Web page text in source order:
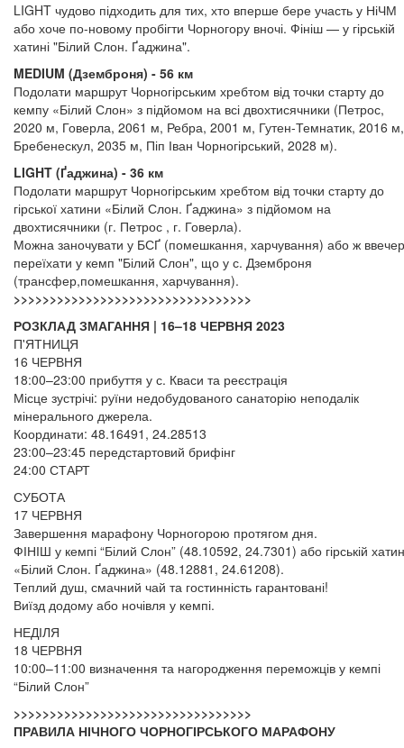
LIGHT чудово підходить для тих, хто вперше бере участь у НіЧМ
або хоче по-новому пробігти Чорногору вночі. Фініш — у гірській
хатині "Білий Слон. Ґаджина".
MEDIUM (Дземброня) - 56 км
Подолати маршрут Чорногірським хребтом від точки старту до
кемпу «Білий Слон» з підйомом на всі двохтисячники (Петрос,
2020 м, Говерла, 2061 м, Ребра, 2001 м, Гутен-Темнатик, 2016 м,
Бребенескул, 2035 м, Піп Іван Чорногірський, 2028 м).
LIGHT (Ґаджина) - 36 км
Подолати маршрут Чорногірським хребтом від точки старту до
гірської хатини «Білий Слон. Ґаджина» з підйомом на
двохтисячники (г. Петрос , г. Говерла).
Можна заночувати у БСҐ (помешкання, харчування) або ж
переїхати у кемп "Білий Слон", що у с. Дземброня
(трансфер,помешкання, харчування).
>>>>>>>>>>>>>>>>>>>>>>>>>>>>>>>>>​​​​​​​
РОЗКЛАД ЗМАГАННЯ | 16–18 ЧЕРВНЯ 2023
П'ЯТНИЦЯ
16 ЧЕРВНЯ
18:00–23:00 прибуття у с. Кваси та реєстрація
Місце зустрічі: руїни недобудованого санаторію неподалік
мінерального джерела.
Координати: 48.16491, 24.28513
23:00–23:45 передстартовий брифінг
24:00 СТАРТ
СУБОТА
17 ЧЕРВНЯ
Завершення марафону Чорногорою протягом дня.
ФІНІШ у кемпі “Білий Слон” (48.10592, 24.7301) або гірській
«Білий Слон. Ґаджина» (48.12881, 24.61208).
Теплий душ, смачний чай та гостинність гарантовані!
Виїзд додому або ночівля у кемпі.
НЕДІЛЯ
18 ЧЕРВНЯ
10:00–11:00 визначення та нагородження переможців у кемпі
“Білий Слон”
>>>>>>>>>>>>>>>>>>>>>>>>>>>>>>>>>
ПРАВИЛА НІЧНОГО ЧОРНОГІРСЬКОГО МАРАФОНУ